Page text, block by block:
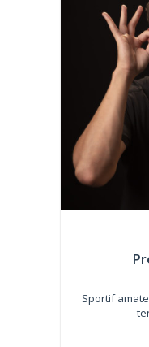
Sportif